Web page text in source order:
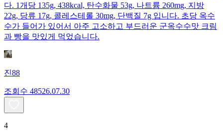
다. 1개당 135g, 438kcal, 탄수화물 53g, 나트륨 260mg, 지방
22g, 당류 17g, 콜레스테롤 30mg, 단백질 7g 입니다. 초당 옥수
수가 들어가 있어서 아주 고소하고 부드러운 군옥수수맛 크림
과 빵을 맛있게 먹었습니다.
진88
조회수 48526.07.30
4